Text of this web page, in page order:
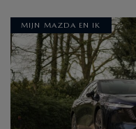
MIJN MAZDA EN IK